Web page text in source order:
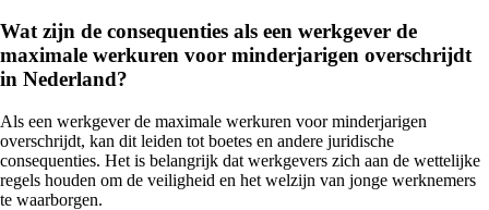
Wat zijn de consequenties als een werkgever de
maximale werkuren voor minderjarigen overschrijdt
in Nederland?
Als een werkgever de maximale werkuren voor minderjarigen
overschrijdt, kan dit leiden tot boetes en andere juridische
consequenties. Het is belangrijk dat werkgevers zich aan de wettelijke
regels houden om de veiligheid en het welzijn van jonge werknemers
te waarborgen.